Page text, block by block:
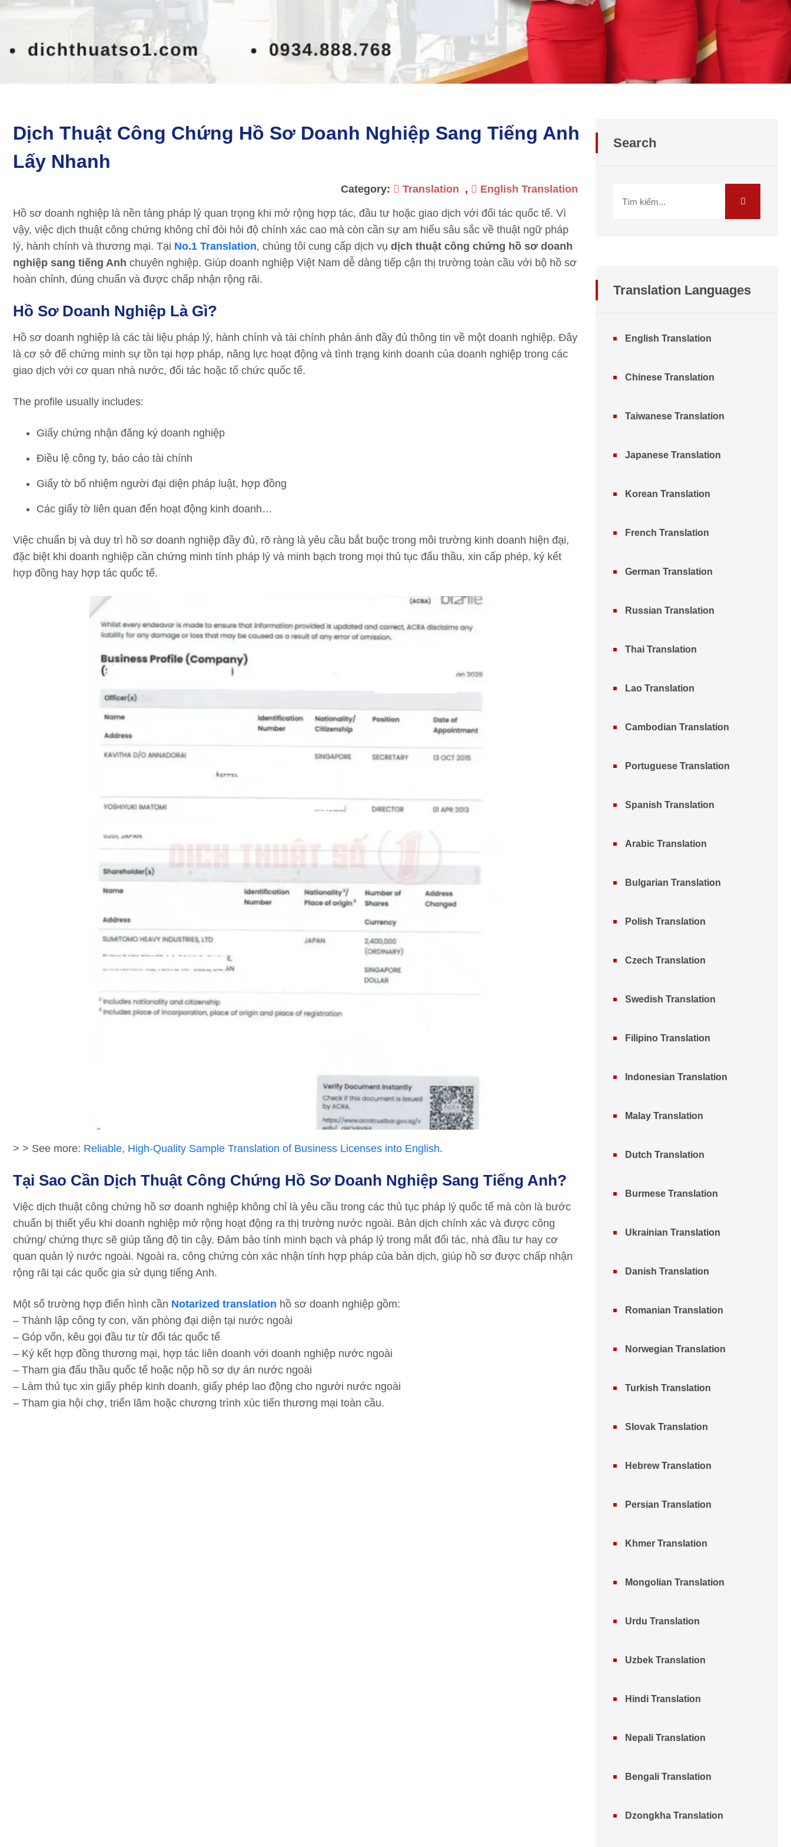
Dịch Thuật Công Chứng Hồ Sơ Doanh Nghiệp Sang Tiếng Anh
Lấy Nhanh
Category: Translation , English Translation
Hồ sơ doanh nghiệp là nền tảng pháp lý quan trọng khi mở rộng hợp tác, đầu tư hoặc giao dịch với đối tác quốc tế. Vì
vậy, việc dịch thuật công chứng không chỉ đòi hỏi độ chính xác cao mà còn cần sự am hiểu sâu sắc về thuật ngữ pháp
lý, hành chính và thương mại. Tại No.1 Translation, chúng tôi cung cấp dịch vụ dịch thuật công chứng hồ sơ doanh
nghiệp sang tiếng Anh chuyên nghiệp. Giúp doanh nghiệp Việt Nam dễ dàng tiếp cận thị trường toàn cầu với bộ hồ sơ
hoàn chỉnh, đúng chuẩn và được chấp nhận rộng rãi.
Hồ Sơ Doanh Nghiệp Là Gì?
Hồ sơ doanh nghiệp là các tài liệu pháp lý, hành chính và tài chính phản ánh đầy đủ thông tin về một doanh nghiệp. Đây
là cơ sở để chứng minh sự tồn tại hợp pháp, năng lực hoạt động và tình trạng kinh doanh của doanh nghiệp trong các
giao dịch với cơ quan nhà nước, đối tác hoặc tổ chức quốc tế.
The profile usually includes:
Giấy chứng nhận đăng ký doanh nghiệp
Điều lệ công ty, báo cáo tài chính
Giấy tờ bổ nhiệm người đại diện pháp luật, hợp đồng
Các giấy tờ liên quan đến hoạt động kinh doanh…
Việc chuẩn bị và duy trì hồ sơ doanh nghiệp đầy đủ, rõ ràng là yêu cầu bắt buộc trong môi trường kinh doanh hiện đại,
đặc biệt khi doanh nghiệp cần chứng minh tính pháp lý và minh bạch trong mọi thủ tục đấu thầu, xin cấp phép, ký kết
hợp đồng hay hợp tác quốc tế.
> > See more: Reliable, High-Quality Sample Translation of Business Licenses into English.
Tại Sao Cần Dịch Thuật Công Chứng Hồ Sơ Doanh Nghiệp Sang Tiếng Anh?
Việc dịch thuật công chứng hồ sơ doanh nghiệp không chỉ là yêu cầu trong các thủ tục pháp lý quốc tế mà còn là bước
chuẩn bị thiết yếu khi doanh nghiệp mở rộng hoạt động ra thị trường nước ngoài. Bản dịch chính xác và được công
chứng/ chứng thực sẽ giúp tăng độ tin cậy. Đảm bảo tính minh bạch và pháp lý trong mắt đối tác, nhà đầu tư hay cơ
quan quản lý nước ngoài. Ngoài ra, công chứng còn xác nhận tính hợp pháp của bản dịch, giúp hồ sơ được chấp nhận
rộng rãi tại các quốc gia sử dụng tiếng Anh.
Một số trường hợp điển hình cần Notarized translation hồ sơ doanh nghiệp gồm:
– Thành lập công ty con, văn phòng đại diện tại nước ngoài
– Góp vốn, kêu gọi đầu tư từ đối tác quốc tế
– Ký kết hợp đồng thương mại, hợp tác liên doanh với doanh nghiệp nước ngoài
– Tham gia đấu thầu quốc tế hoặc nộp hồ sơ dự án nước ngoài
– Làm thủ tục xin giấy phép kinh doanh, giấy phép lao động cho người nước ngoài
– Tham gia hội chợ, triển lãm hoặc chương trình xúc tiến thương mại toàn cầu.
Search
Translation Languages
English Translation
Chinese Translation
Taiwanese Translation
Japanese Translation
Korean Translation
French Translation
German Translation
Russian Translation
Thai Translation
Lao Translation
Cambodian Translation
Portuguese Translation
Spanish Translation
Arabic Translation
Bulgarian Translation
Polish Translation
Czech Translation
Swedish Translation
Filipino Translation
Indonesian Translation
Malay Translation
Dutch Translation
Burmese Translation
Ukrainian Translation
Danish Translation
Romanian Translation
Norwegian Translation
Turkish Translation
Slovak Translation
Hebrew Translation
Persian Translation
Khmer Translation
Mongolian Translation
Urdu Translation
Uzbek Translation
Hindi Translation
Nepali Translation
Bengali Translation
Dzongkha Translation